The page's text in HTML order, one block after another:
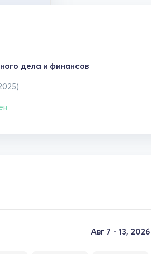
дела и финансов
Авг 7 - 13, 2026